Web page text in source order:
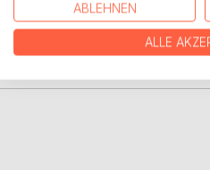
PRESSESTIMMEN
ABLEHNEN
ALLE